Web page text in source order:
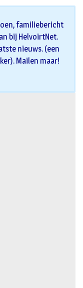
familiebericht
bij HelvoirtNet.
nieuws. (een
Mailen maar!